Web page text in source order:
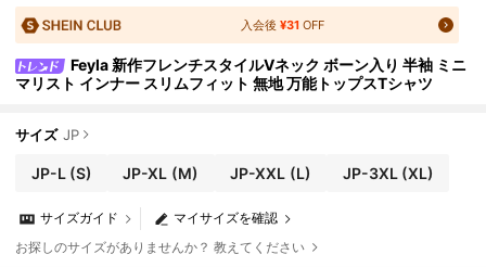
入会後¥31 OFF
Feyla 新作フレンチスタイルVネック ボーン入り 半袖 ミニ
マリスト インナー スリムフィット 無地 万能トップスTシャツ
サイズ JP
JP-L(S) JP-XL (M) JP-XXL (L) JP-3XL(XL)
マイサイズを確認
サイズガイド
お探しのサイズがありませんか？ 教えてください